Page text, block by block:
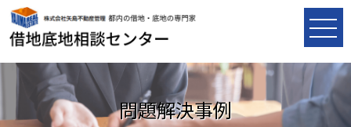
問題解決事例